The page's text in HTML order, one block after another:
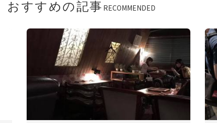
おすすめの記事 RECOMMENDED